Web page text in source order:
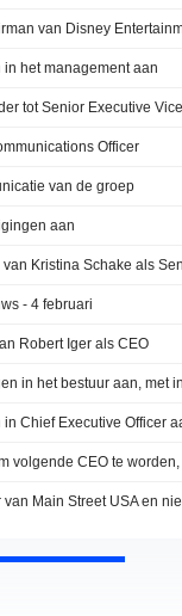
het management aan
Officer
van de groep
aan
- 4 februari
Robert Iger als CEO